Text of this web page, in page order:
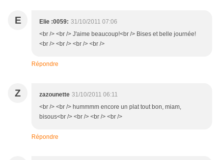
E Elie :0059: 31/10/2011 07:06
<br /> <br /> J'aime beaucoup!<br /> Bises et belle journée!
<br /> <br /> <br /> <br />
Répondre
Z zazounette 31/10/2011 06:11
<br /> <br /> hummmm encore un plat tout bon, miam,
bisous<br /> <br /> <br /> <br />
Répondre